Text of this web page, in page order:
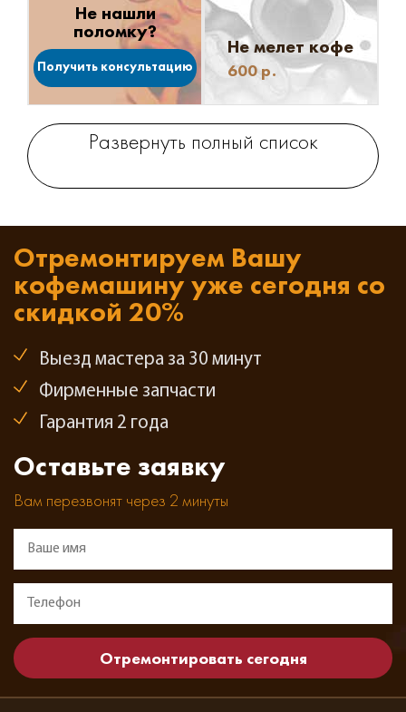
Не нашли
поломку?
Получить консультацию
Не мелет кофе
600 р.
Развернуть полный список
Отремонтируем Вашу
кофемашинууже сегодня со
скидкой 20%
Выезд мастера за 30 минут
Фирменные запчасти
Гарантия 2 года
Оставьте заявку
Вам перезвонят через 2 минуты